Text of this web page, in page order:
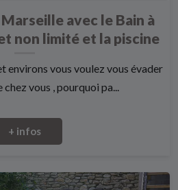
avec le Bain à
non limité et la piscine
environs vous voulez vous évader
vous , pourquoi pa...
+ infos